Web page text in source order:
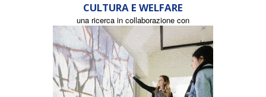
CULTURA E WELFARE
una ricerca in collaborazione con